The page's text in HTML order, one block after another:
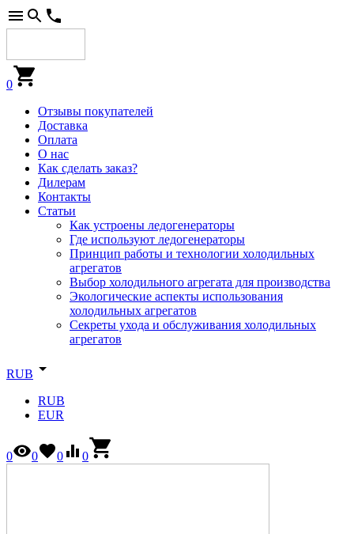
0
Отзывы покупателей
Доставка
Оплата
О нас
Как сделать заказ?
Дилерам
Контакты
Статьи
Как устроены ледогенераторы
Где используют ледогенераторы
Принцип работы и технологии холодильных
агрегатов
Выбор холодильного агрегата для производства
Экологические аспекты использования
холодильных агрегатов
Секреты ухода и обслуживания холодильных
агрегатов
RUB
RUB
EUR
0 0 0 0